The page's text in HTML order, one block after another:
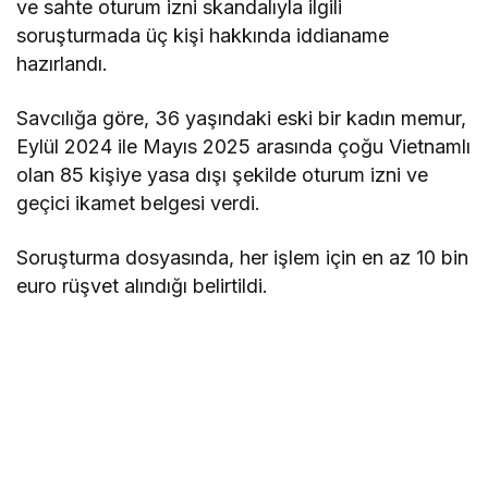
ve sahte oturum izni skandalıyla ilgili
soruşturmada üç kişi hakkında iddianame
hazırlandı.
Savcılığa göre, 36 yaşındaki eski bir kadın memur,
Eylül 2024 ile Mayıs 2025 arasında çoğu Vietnamlı
olan 85 kişiye yasa dışı şekilde oturum izni ve
geçici ikamet belgesi verdi.
Soruşturma dosyasında, her işlem için en az 10 bin
euro rüşvet alındığı belirtildi.